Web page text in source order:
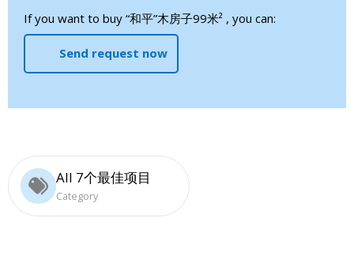
If you want to buy “和平”木房子99米² , you can:
Send request now
All 7个最佳项目
Category